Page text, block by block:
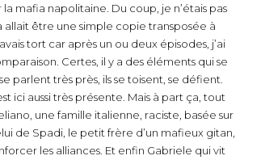
mafia napolitaine. Du coup, je n’étais pas
être une simple copie transposée à
tort car après un ou deux épisodes, j’ai
Certes, il y a des éléments qui se
parlent très près, ils se toisent, se défient.
ici aussi très présente. Mais à part ça, tout
une famille italienne, raciste, basée sur
de Spadi, le petit frère d’un mafieux gitan,
les alliances. Et enfin Gabriele qui vit